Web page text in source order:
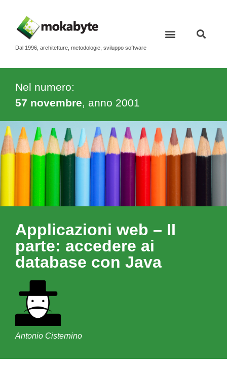
Dal 1996, architetture, metodologie, sviluppo software
Nel numero:
57 novembre, anno 2001
Applicazioni web – II
parte: accedere ai
database con Java
Antonio Cisternino